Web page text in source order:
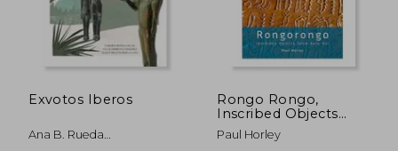
Exvotos Iberos
Ana B. Rueda
Rongo Rongo,
Inscribed Objects
from Rapa Nui (en
Inglés)
Paul Horley